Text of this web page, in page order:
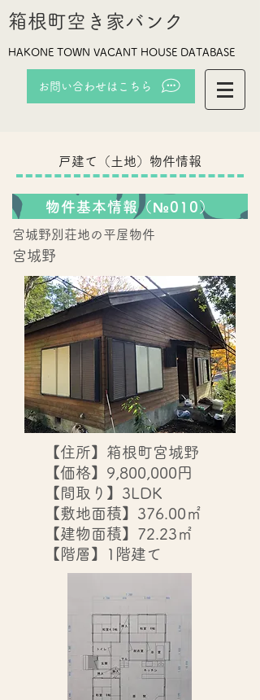
箱根町空き家バンク
HAKONE TOWN VACANT HOUSE DATABASE
お問い合わせはこちら
戸建て（土地）物件情報
物件基本情報（№010）
宮城野別荘地の平屋物件
宮城野
【住所】箱根町宮城野
【価格】9,800,000円
【間取り】3LDK
【敷地面積】376.00㎡
【建物面積】72.23㎡
【階層】1階建て